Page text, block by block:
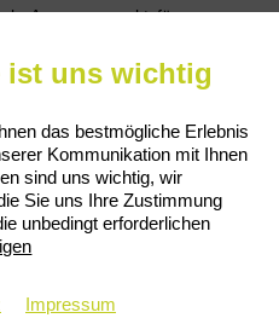
Ausgangspunkt für
in der
ideal um neue Ideen
Paterson-
heranreifte. Das
ist uns wichtig
das bestmögliche Erlebnis
Kommunikation mit Ihnen
sind uns wichtig, wir
Sie uns Ihre Zustimmung
unbedingt erforderlichen
Impressum